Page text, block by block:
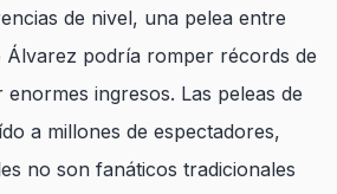
de nivel, una pelea entre
Álvarez podría romper récords de
ingresos. Las peleas de
a millones de espectadores,
no son fanáticos tradicionales